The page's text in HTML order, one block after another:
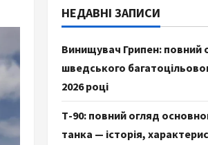
НЕДАВНІ ЗАПИСИ
Винищувач Грипен: повний
шведського
2026 році
Т-90: повний огляд
танка — історія,